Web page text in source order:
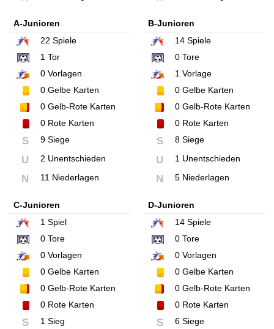
A-Junioren
22 Spiele
1 Tor
0 Vorlagen
0 Gelbe Karten
0 Gelb-Rote Karten
0 Rote Karten
S 9 Siege
U 2 Unentschieden
N 11 Niederlagen
B-Junioren
14Spiele
0Tore
1 Vorlage
0Gelbe Karten
0Gelb-Rote Karten
0Rote Karten
S 8 Siege
U 1 Unentschieden
N 5 Niederlagen
C-Junioren
1 Spiel
0 Tore
0 Vorlagen
0 Gelbe Karten
0 Gelb-Rote Karten
0 Rote Karten
S 1 Sieg
D-Junioren
14Spiele
0Tore
0Vorlagen
0Gelbe Karten
0Gelb-Rote Karten
0Rote Karten
S 6 Siege